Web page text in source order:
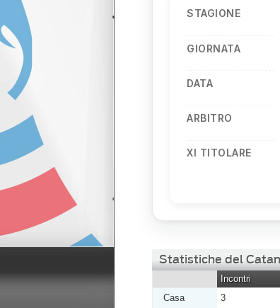
STAGIONE
GIORNATA
DATA
ARBITRO
XI TITOLARE
Statistiche del
Incontri
Casa
3